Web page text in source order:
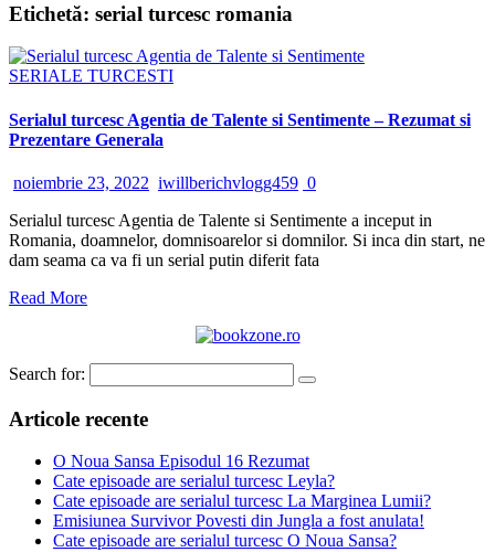
Etichetă: serial turcesc romania
SERIALE TURCESTI
Serialul turcesc Agentia de Talente si Sentimente – Rezumat si
Prezentare Generala
noiembrie 23, 2022 iwillberichvlogg459 0
Serialul turcesc Agentia de Talente si Sentimente a inceput in
Romania, doamnelor, domnisoarelor si domnilor. Si inca din start, ne
dam seama ca va fi un serial putin diferit fata
Read More
Search for:
Articole recente
O Noua Sansa Episodul 16 Rezumat
Cate episoade are serialul turcesc Leyla?
Cate episoade are serialul turcesc La Marginea Lumii?
Emisiunea Survivor Povesti din Jungla a fost anulata!
Cate episoade are serialul turcesc O Noua Sansa?